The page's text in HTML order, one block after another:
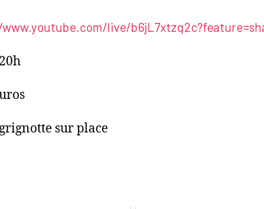
live/
sur place